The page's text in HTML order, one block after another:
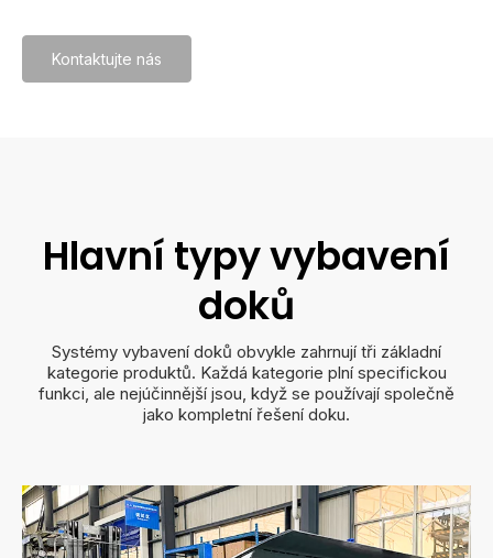
Kontaktujte nás
Hlavní typy vybavení
doků
Systémy vybavení doků obvykle zahrnují tři základní
kategorie produktů. Každá kategorie plní specifickou
funkci, ale nejúčinnější jsou, když se používají společně
jako kompletní řešení doku.